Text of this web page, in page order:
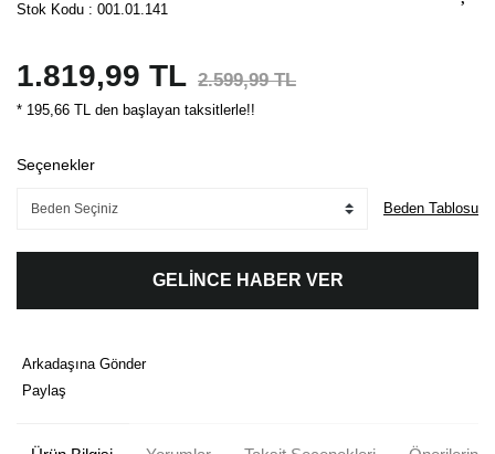
Stok Kodu : 001.01.141
1.819,99 TL 2.599,99 TL
* 195,66 TL den başlayan taksitlerle!!
Seçenekler
Beden Tablosu
GELİNCE HABER VER
Arkadaşına Gönder
Paylaş